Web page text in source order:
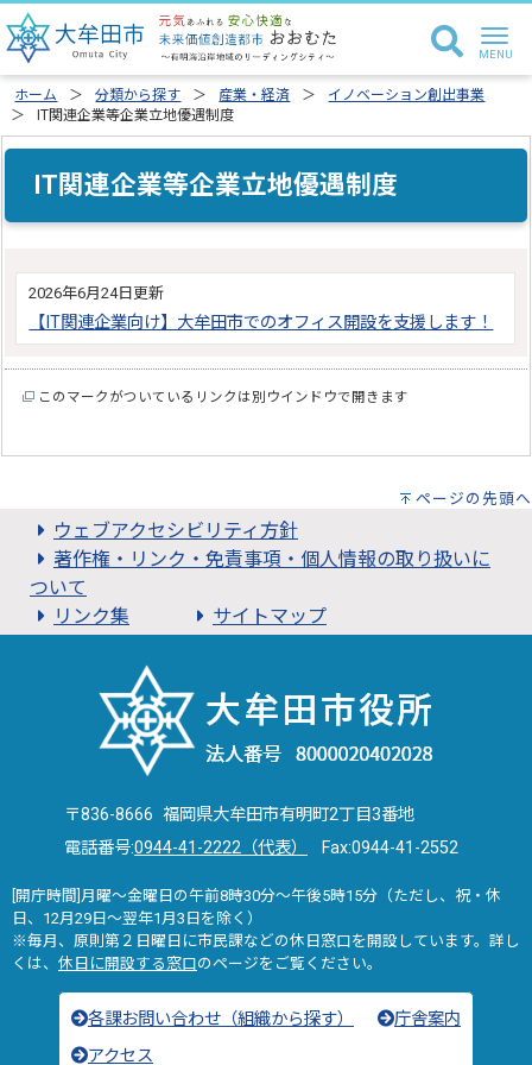
ホーム 分類から探す 産業・経済
イノベーション創出事業
IT関連企業等企業立地優遇制度
IT関連企業等企業立地優遇制度
2026年6月24日更新
【IT関連企業向け】大牟田市でのオフィス開設を支援します！
このマークがついているリンクは別ウインドウで開きます
ページの先頭へ
ウェブアクセシビリティ方針
著作権・リンク・免責事項・個人情報の取り扱いに
ついて
リンク集
サイトマップ
〒836-8666 福岡県大牟田市有明町2丁目3番地
電話番号:0944-41-2222（代表） Fax:0944-41-2552
[開庁時間]月曜～金曜日の午前8時30分～午後5時15分（ただし、祝・休
日、12月29日～翌年1月3日を除く）
※毎月、原則第２日曜日に市民課などの休日窓口を開設しています。詳し
くは、 休日に開設する窓口のページをご覧ください。
各課お問い合わせ（組織から探す）
庁舎案内
アクセス